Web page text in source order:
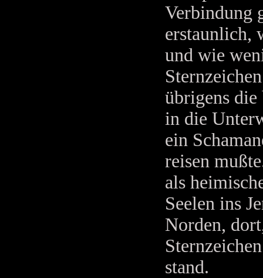
Verbindung
erstaunlich,
und wie
übrigens
in die
ein
reisen
als
Seelen ins
Norden,
stand.